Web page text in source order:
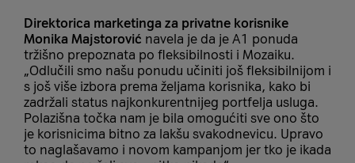
Direktorica marketinga za privatne korisnike
Monika Majstorović navela je da je A1 ponuda
tržišno prepoznata po fleksibilnosti i Mozaiku.
„Odlučili smo našu ponudu učiniti još fleksibilnijom i
s još više izbora prema željama korisnika, kako bi
zadržali status najkonkurentnijeg portfelja usluga.
Polazišna točka nam je bila omogućiti sve ono što
je korisnicima bitno za lakšu svakodnevicu. Upravo
to naglašavamo i novom kampanjom jer tko je ikada